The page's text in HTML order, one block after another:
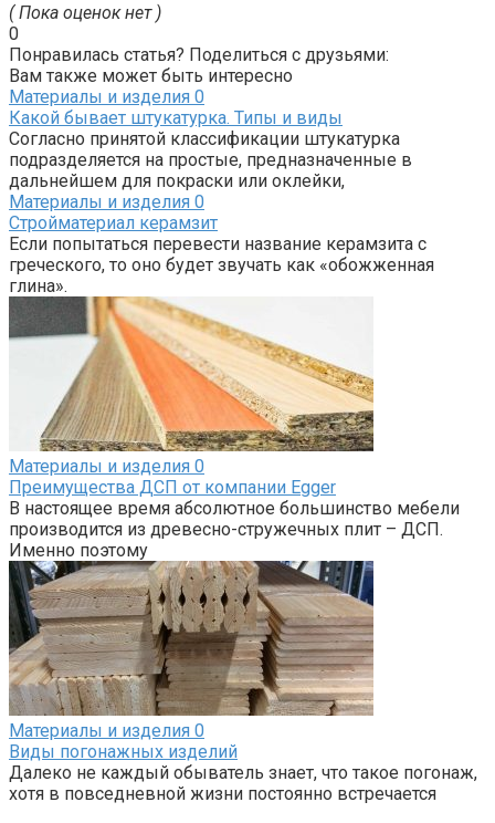
( Пока оценок нет )
0
Понравилась статья? Поделиться с друзьями:
Вам также может быть интересно
Материалы и изделия 0
Какой бывает штукатурка. Типы и виды
Согласно принятой классификации штукатурка
подразделяется на простые, предназначенные в
дальнейшем для покраски или оклейки,
Материалы и изделия 0
Стройматериал керамзит
Если попытаться перевести название керамзита с
греческого, то оно будет звучать как «обожженная
глина».
Материалы и изделия 0
Преимущества ДСП от компании Egger
В настоящее время абсолютное большинство мебели
производится из древесно-стружечных плит – ДСП.
Именно поэтому
Материалы и изделия 0
Виды погонажных изделий
Далеко не каждый обыватель знает, что такое погонаж,
хотя в повседневной жизни постоянно встречается